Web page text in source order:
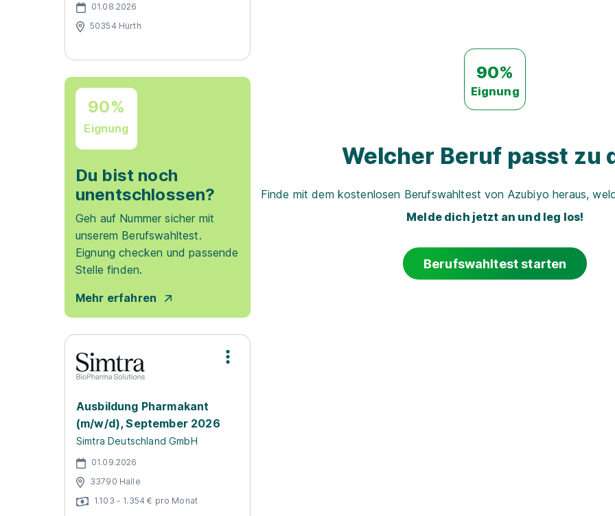
01.08.2026
50354 Hürth
90%
Eignung
Du bist noch
unentschlossen?
Geh auf Nummer sicher mit
unserem Berufswahltest.
Eignung checken und passende
Stelle finden.
Mehr erfahren
Ausbildung Pharmakant
(m/w/d), September 2026
Simtra Deutschland GmbH
01.09.2026
33790 Halle
1.103 - 1.354 € pro Monat
90%
Eignung
Welcher Beruf passt zu
Finde mit dem kostenlosen Berufswahltest von Azubiyo heraus,
Melde dich jetzt an und leg los!
Berufswahltest starten